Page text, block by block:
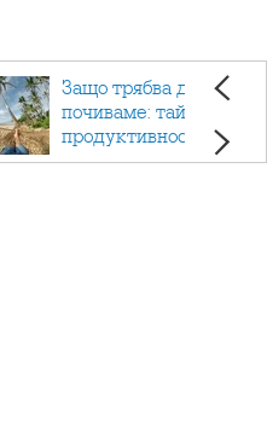
Защо трябва да си
почиваме: тайната на
продуктивността,
здравето и добрия